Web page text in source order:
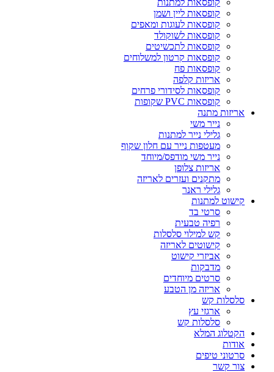
קופסאות למתנות
קופסאות ליין ושמן
קופסאות לעוגות ומאפים
קופסאות לשוקולד
קופסאות לתכשיטים
קופסאות קרטון למשלוחים
קופסאות פח
אריזות קלפה
קופסאות לסידורי פרחים
קופסאות PVC שקופות
אריזות מתנה
נייר משי
גלילי נייר למתנות
מעטפות נייר עם חלון שקוף
נייר משי מודפס/מיוחד
אריזות צלופן
מתקנים ועזרים לאריזה
גלילי ראנר
קישוט למתנות
סרטי בד
רפיה טבעית
קש למילוי סלסלות
קישוטים לאריזה
אביזרי קישוט
מדבקות
סרטים מיוחדים
אריזה מן הטבע
סלסלות קש
ארגזי עץ
סלסלות קש
הקטלוג המלא
אודות
סרטוני טיפים
צור קשר